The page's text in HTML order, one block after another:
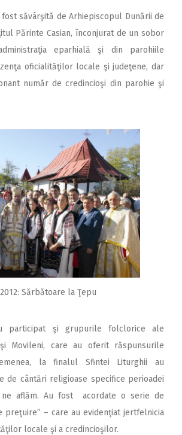
săvârşită de Arhiepiscopul Dunării de
Părinte Casian, înconjurat de un sobor
eparhială şi din parohiile
oficialităţilor locale şi judeţene, dar
număr de credincioşi din parohie şi
Sărbătoare la Ţepu
participat şi grupurile folclorice ale
Movileni, care au oferit răspunsurile
la finalul Sfintei Liturghii au
de cântări religioase specifice perioadei
aflăm. Au fost acordate o serie de
preţuire” – care au evidenţiat jertfelnicia
locale şi a credincioşilor.